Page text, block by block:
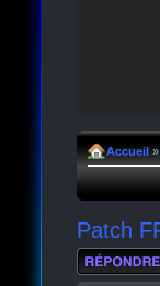
Accueil »
Patch
Répondre